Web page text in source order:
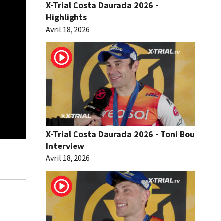
X-Trial Costa Daurada 2026 -
Highlights
Avril 18, 2026
X-Trial Costa Daurada 2026 - Toni Bou
Interview
Avril 18, 2026